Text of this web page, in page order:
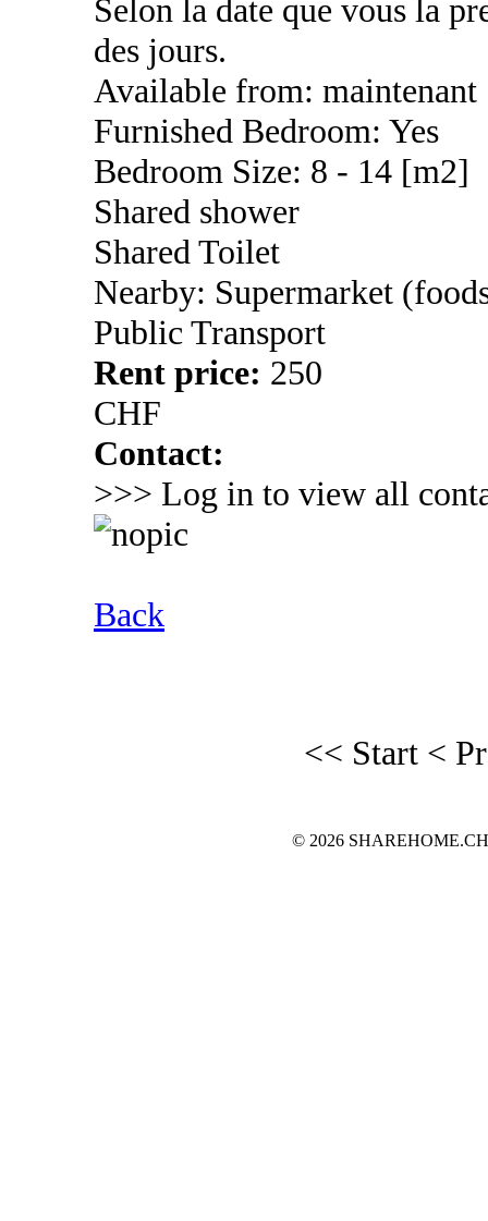
Selon la date que vous la
des jours.
Available from: maintenant
Furnished Bedroom: Yes
Bedroom Size: 8 - 14 [m2]
Shared shower
Shared Toilet
Nearby: Supermarket
Public Transport
Rent price: 250
CHF
Contact:
>>> Log in to view all
Back
<< Start <
© 2026